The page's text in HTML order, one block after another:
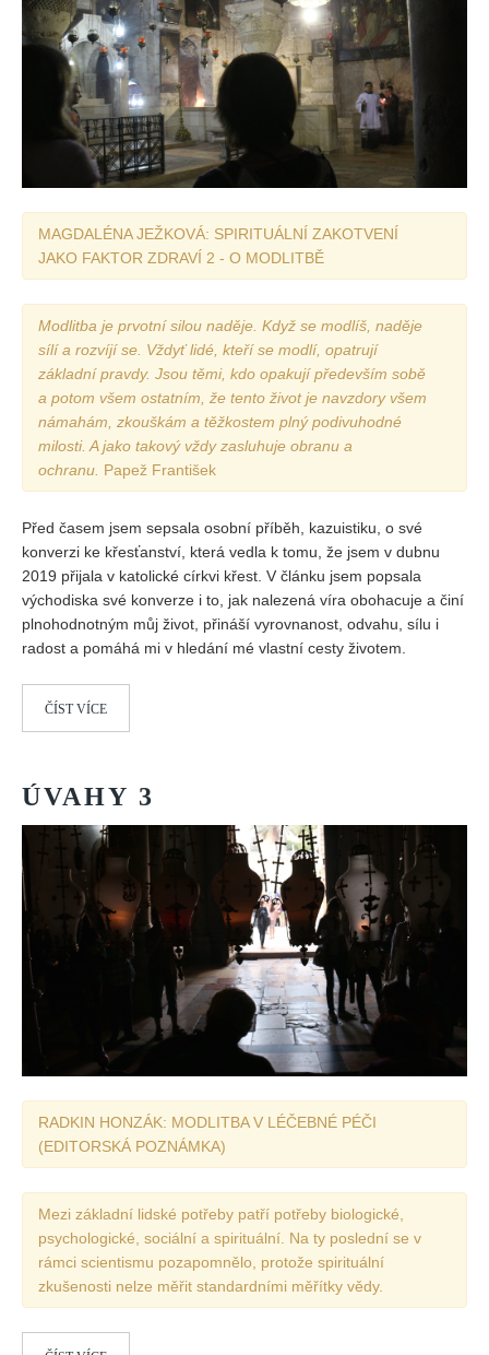
MAGDALÉNA JEŽKOVÁ: SPIRITUÁLNÍ ZAKOTVENÍ
JAKO FAKTOR ZDRAVÍ 2 - O MODLITBĚ
Modlitba je prvotní silou naděje. Když se modlíš, naděje
sílí a rozvíjí se. Vždyť lidé, kteří se modlí, opatrují
základní pravdy. Jsou těmi, kdo opakují především sobě
a potom všem ostatním, že tento život je navzdory všem
námahám, zkouškám a těžkostem plný podivuhodné
milosti. A jako takový vždy zasluhuje obranu a
ochranu. Papež František
Před časem jsem sepsala osobní příběh, kazuistiku, o své
konverzi ke křesťanství, která vedla k tomu, že jsem v dubnu
2019 přijala v katolické církvi křest. V článku jsem popsala
východiska své konverze i to, jak nalezená víra obohacuje a činí
plnohodnotným můj život, přináší vyrovnanost, odvahu, sílu i
radost a pomáhá mi v hledání mé vlastní cesty životem.
ČÍST VÍCE
ÚVAHY 3
RADKIN HONZÁK: MODLITBA V LÉČEBNÉ PÉČI
(EDITORSKÁ POZNÁMKA)
Mezi základní lidské potřeby patří potřeby biologické,
psychologické, sociální a spirituální. Na ty poslední se v
rámci scientismu pozapomnělo, protože spirituální
zkušenosti nelze měřit standardními měřítky vědy.